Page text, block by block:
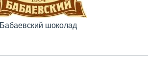
Бабаевский шоколад